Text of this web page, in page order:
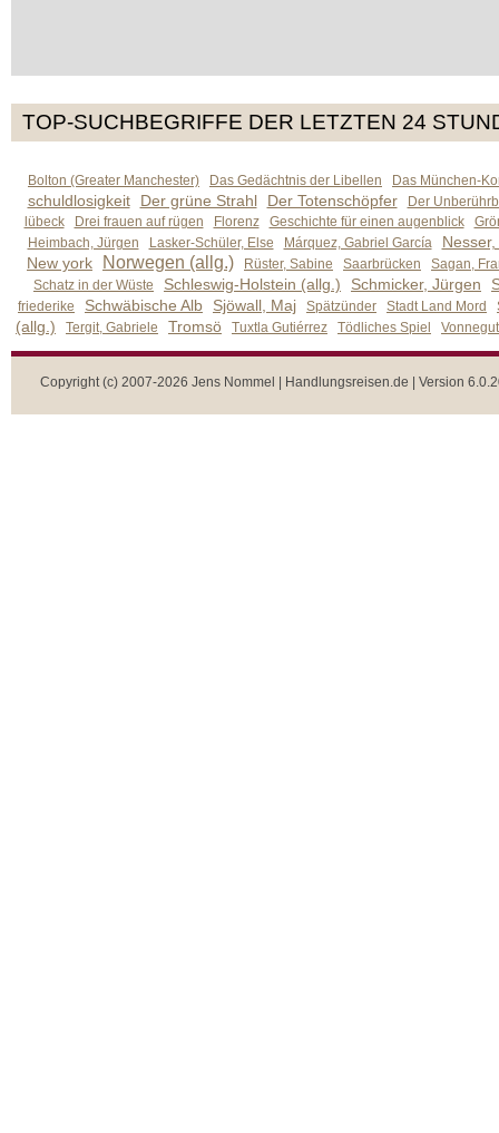
TOP-SUCHBEGRIFFE DER LETZTEN 24
Bolton (Greater Manchester) Das Gedächtnis der Libellen Das München-
schuldlosigkeit Der grüne Strahl Der Totenschöpfer
Der
lübeck
Drei frauen auf rügen Florenz Geschichte für einen augenblick
Heimbach, Jürgen
Lasker-Schüler, Else Márquez, Gabriel García
New york
Norwegen (allg.) Rüster, Sabine Saarbrücken
Sagan,
Schatz in der Wüste
Schleswig-Holstein (allg.) Schmicker, Jürgen
friederike Schwäbische Alb Sjöwall, Maj Spätzünder Stadt Land Mord
(allg.) Tergit, Gabriele Tromsö Tuxtla Gutiérrez Tödliches Spiel
Copyright (c) 2007-2026 Jens Nommel | Handlungsreisen.de | Version